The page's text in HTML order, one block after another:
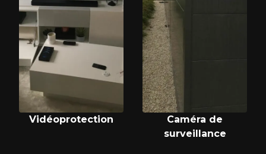
Vidéoprotection
Caméra de
surveillance